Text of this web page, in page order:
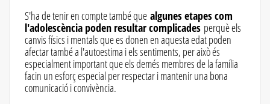
S'ha de tenir en compte també que algunes etapes com
l'adolescència poden resultar complicades perquè els
canvis físics i mentals que es donen en aquesta edat poden
afectar també a l'autoestima i els sentiments, per això és
especialment important que els demés membres de la família
facin un esforç especial per respectar i mantenir una bona
comunicació i convivència.